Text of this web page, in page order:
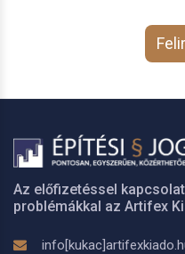
Az előfizetéssel
problémákkal az Artifex